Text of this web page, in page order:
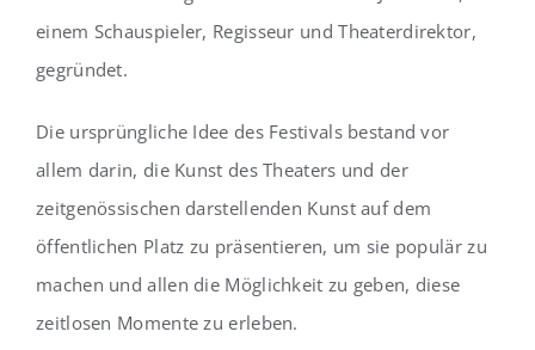
einem Schauspieler, Regisseur und Theaterdirektor,
gegründet.
Die ursprüngliche Idee des Festivals bestand vor
allem darin, die Kunst des Theaters und der
zeitgenössischen darstellenden Kunst auf dem
öffentlichen Platz zu präsentieren, um sie populär zu
machen und allen die Möglichkeit zu geben, diese
zeitlosen Momente zu erleben.